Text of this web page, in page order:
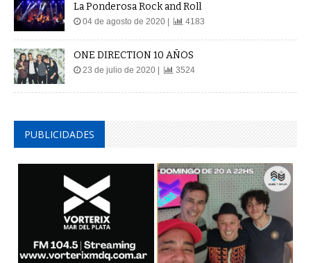
La Ponderosa Rock and Roll
04 de agosto de 2020 | 4183
ONE DIRECTION 10 AÑOS
23 de julio de 2020 | 3524
PUBLICIDADES